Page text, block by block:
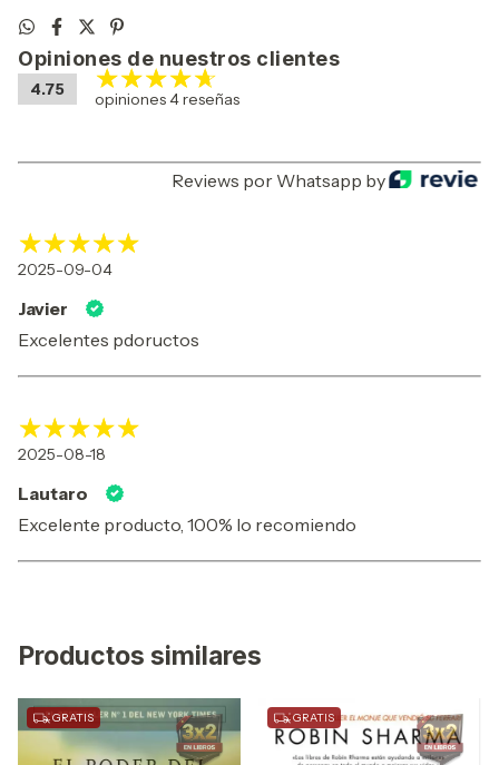
Opiniones de nuestros clientes
4.75 opiniones 4 reseñas
Reviews por Whatsapp by
2025-09-04
Javier
Excelentes pdoructos
2025-08-18
Lautaro
Excelente producto, 100% lo recomiendo
Productos similares
GRATIS GRATIS